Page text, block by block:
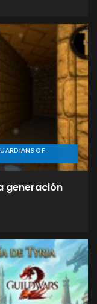
OF
generación